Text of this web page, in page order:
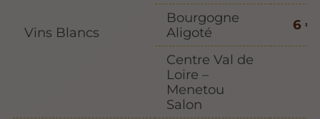
Vins Blancs
Bourgogne
Aligoté
6 €
Centre Val de
Loire –
Menetou
Salon